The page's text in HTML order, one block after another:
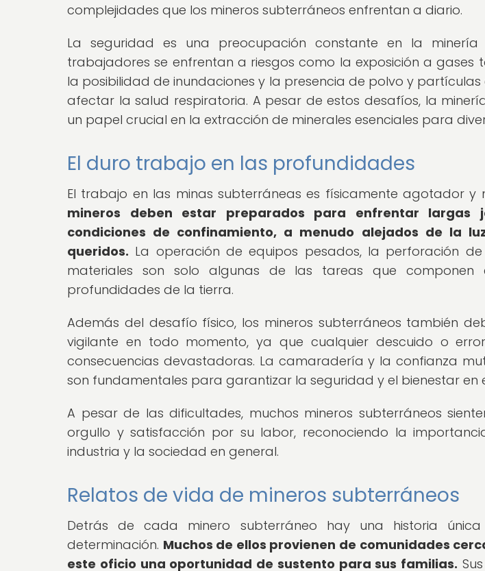
complejidades que los mineros subterráneos enfrentan a diario.
La seguridad es una preocupación constante en la
trabajadores se enfrentan a riesgos como la exposición a gases
la posibilidad de inundaciones y la presencia de polvo y partículas
afectar la salud respiratoria. A pesar de estos desafíos, la
un papel crucial en la extracción de minerales esenciales para
El duro trabajo en las profundidades
El trabajo en las minas subterráneas es físicamente agotador y
mineros deben estar preparados para enfrentar largas
condiciones de confinamiento, a menudo alejados de la
queridos. La operación de equipos pesados, la perforación
materiales son solo algunas de las tareas que
profundidades de la tierra.
Además del desafío físico, los mineros subterráneos también
vigilante en todo momento, ya que cualquier descuido o
consecuencias devastadoras. La camaradería y la confianza
son fundamentales para garantizar la seguridad y el bienestar en
A pesar de las dificultades, muchos mineros subterráneos
orgullo y satisfacción por su labor, reconociendo la
industria y la sociedad en general.
Relatos de vida de mineros subterráneos
Detrás de cada minero subterráneo hay una historia
determinación. Muchos de ellos provienen de comunidades
este oficio una oportunidad de sustento para sus familias.